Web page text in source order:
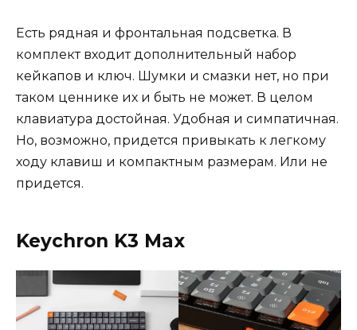
Есть рядная и фронтальная подсветка. В
комплект входит дополнительный набор
кейкапов и ключ. Шумки и смазки нет, но при
таком ценнике их и быть не может. В целом
клавиатура достойная. Удобная и симпатичная.
Но, возможно, придется привыкать к легкому
ходу клавиш и компактным размерам. Или не
придется.
Keychron K3 Max